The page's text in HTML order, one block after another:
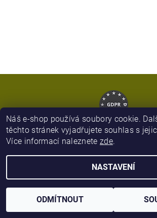
Vytvořil Shoptet
Náš e-shop používá soubory cookie.
těchto stránek vyjadřujete souhlas s
Více informací naleznetezde.
NASTAVENÍ
ODMÍTNOUT